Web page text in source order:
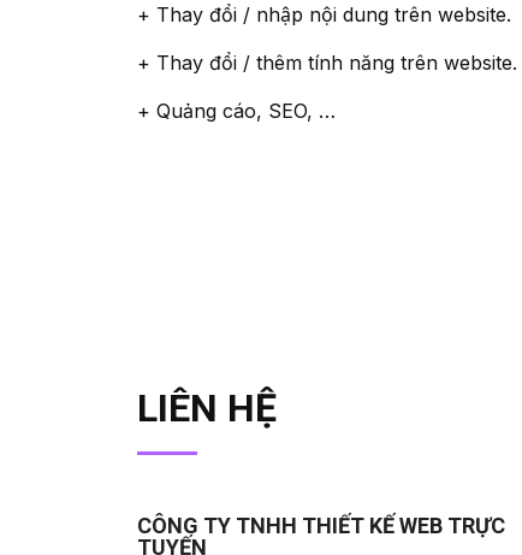
+ Thay đổi / nhập nội dung trên website.
+ Thay đổi / thêm tính năng trên website.
+ Quảng cáo, SEO, …
LIÊN HỆ
CÔNG TY TNHH THIẾT KẾ WEB TRỰC
TUYẾN